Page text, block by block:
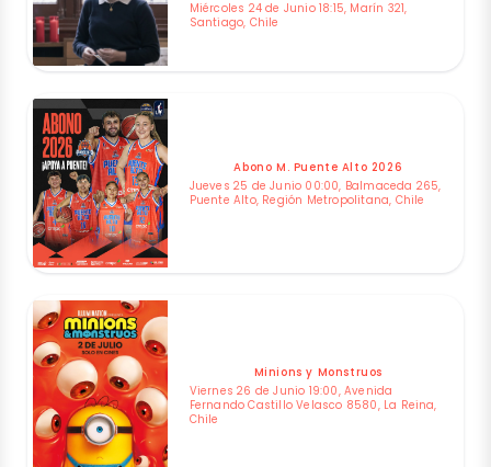
Miércoles 24 de Junio 18:15, Marín 321,
Santiago, Chile
Abono M. Puente Alto 2026
Jueves 25 de Junio 00:00, Balmaceda 265,
Puente Alto, Región Metropolitana, Chile
Minions y Monstruos
Viernes 26 de Junio 19:00, Avenida
Fernando Castillo Velasco 8580, La Reina,
Chile